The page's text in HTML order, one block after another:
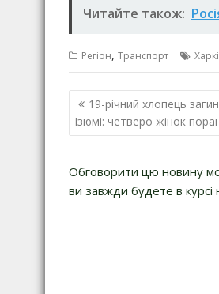
Читайте також:
Регіон, Транспорт
Навігація
записів
19-річний хлопець
Ізюмі: четверо жінок
Обговорити цю новину
ви завжди будете в курсі